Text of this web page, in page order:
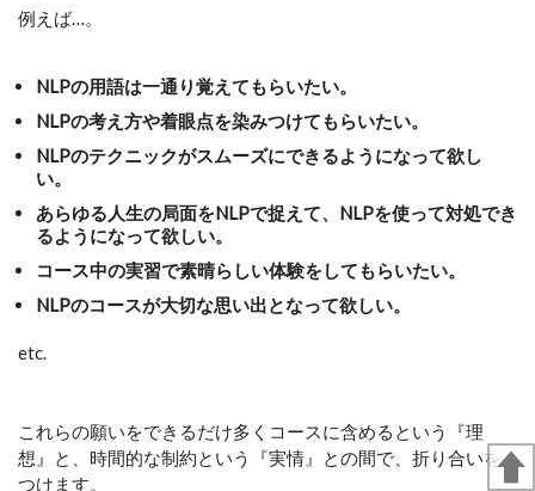
例えば…。
NLPの用語は一通り覚えてもらいたい。
NLPの考え方や着眼点を染みつけてもらいたい。
NLPのテクニックがスムーズにできるようになって欲し
い。
あらゆる人生の局面をNLPで捉えて、NLPを使って対処でき
るようになって欲しい。
コース中の実習で素晴らしい体験をしてもらいたい。
NLPのコースが大切な思い出となって欲しい。
etc.
これらの願いをできるだけ多くコースに含めるという『理
想』と、時間的な制約という『実情』との間で、折り合いを
つけます。